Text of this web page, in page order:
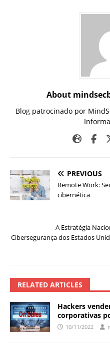
About
Blog patrocinado por
PREVIOUS
Remote Work:
cibernética
A Estratégia
Cibersegurança dos Estados
RELATED ARTICLES
Hackers
corporativas
10/11/2022